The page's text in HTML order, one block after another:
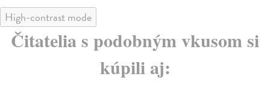
High-contrast mode
Čitatelia s podobným vkusom si
kúpili aj: